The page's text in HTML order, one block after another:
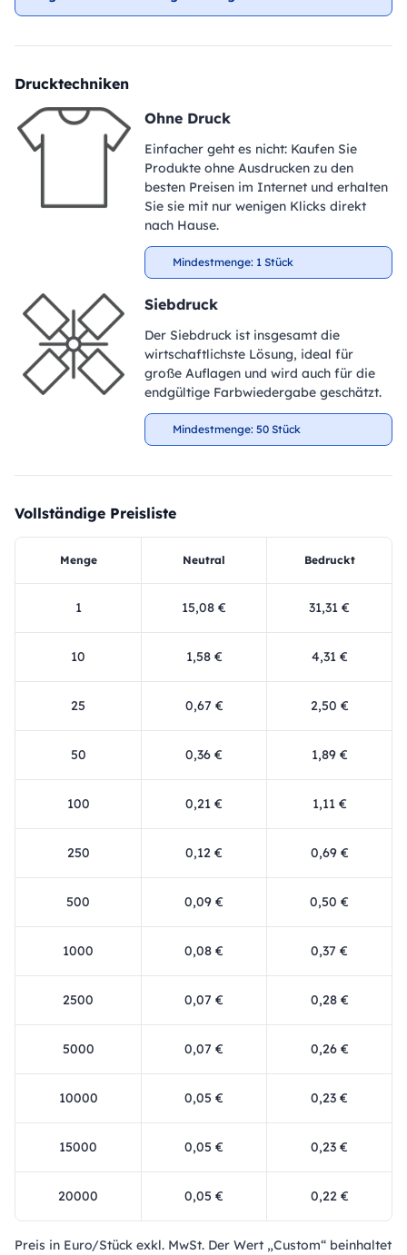
Drucktechniken
Ohne Druck
Einfacher geht es nicht: Kaufen Sie
Produkte ohne Ausdrucken zu den
besten Preisen im Internet und erhalten
Sie sie mit nur wenigen Klicks direkt
nach Hause.
Mindestmenge: 1 Stück
Siebdruck
Der Siebdruck ist insgesamt die
wirtschaftlichste Lösung, ideal für
große Auflagen und wird auch für die
endgültige Farbwiedergabe geschätzt.
Mindestmenge: 50 Stück
Vollständige Preisliste
Menge Neutral Bedruckt
1 15,08 € 31,31 €
10 1,58 € 4,31 €
25 0,67 € 2,50 €
50 0,36 € 1,89 €
100 0,21 € 1,11 €
250 0,12 € 0,69 €
500 0,09 € 0,50 €
1000 0,08 € 0,37 €
2500 0,07 € 0,28 €
5000 0,07 € 0,26 €
10000 0,05 € 0,23 €
15000 0,05 € 0,23 €
20000 0,05 € 0,22 €
Preis in Euro/Stück exkl. MwSt. Der Wert „Custom“ beinhaltet